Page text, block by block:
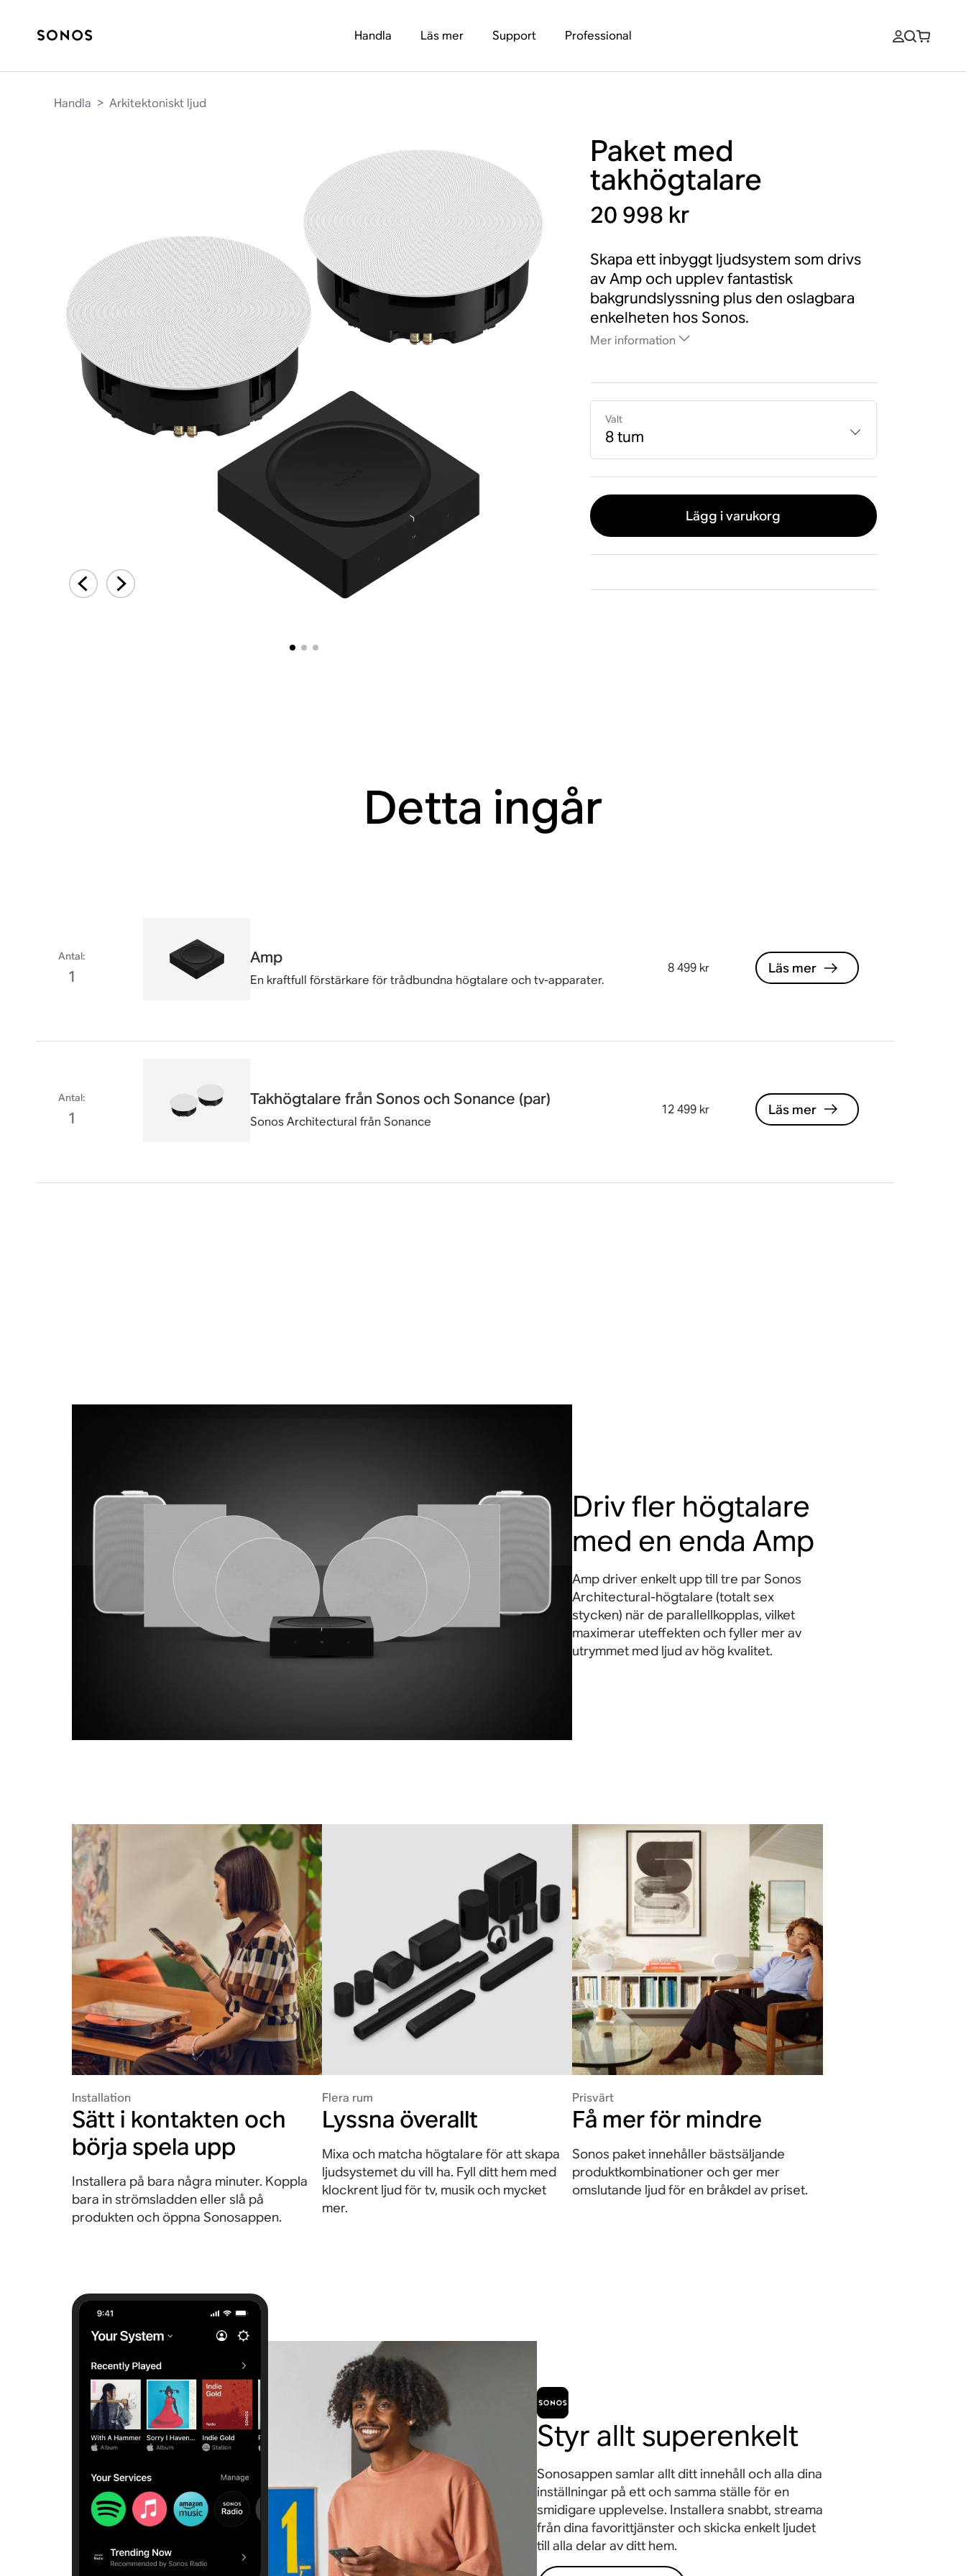
Handla Läs mer Support Professional
Handla > Arkitektoniskt ljud
Paket med
takhögtalare
20 998 kr
Skapa ett inbyggt ljudsystem som drivs
av Amp och upplev fantastisk
bakgrundslyssning plus den oslagbara
enkelheten hos Sonos.
Mer information
Valt
8 tum
Lägg i varukorg
Detta ingår
Antal:
1
Amp
En kraftfull förstärkare för trådbundna högtalare och tv-apparater.
8 499 kr Läs mer
Antal:
1
Takhögtalare från Sonos och Sonance (par)
Sonos Architectural från Sonance
12 499 kr Läs mer
Driv fler högtalare
med en enda Amp
Amp driver enkelt upp till tre par Sonos
Architectural-högtalare (totalt sex
stycken) när de parallellkopplas, vilket
maximerar uteffekten och fyller mer av
utrymmet med ljud av hög kvalitet.
Installation
Sätt i kontakten och
börja spela upp
Installera på bara några minuter. Koppla
bara in strömsladden eller slå på
produkten och öppna Sonosappen.
Flera rum
Lyssna överallt
Mixa och matcha högtalare för att skapa
ljudsystemet du vill ha. Fyll ditt hem med
klockrent ljud för tv, musik och mycket
mer.
Prisvärt
Få mer för mindre
Sonos paket innehåller bästsäljande
produktkombinationer och ger mer
omslutande ljud för en bråkdel av priset.
Styr allt superenkelt
Sonosappen samlar allt ditt innehåll och alla dina
inställningar på ett och samma ställe för en
smidigare upplevelse. Installera snabbt, streama
från dina favorittjänster och skicka enkelt ljudet
till alla delar av ditt hem.